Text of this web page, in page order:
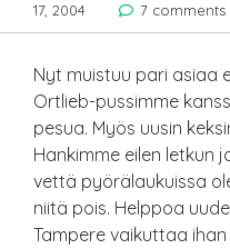
17, 2004
7 comments
Nyt muistuu pari asiaa
Ortlieb-pussimme
pesua. Myös uusin
Hankimme eilen letkun
vettä pyörälaukuissa
niitä pois. Helppoa
Tampere vaikuttaa